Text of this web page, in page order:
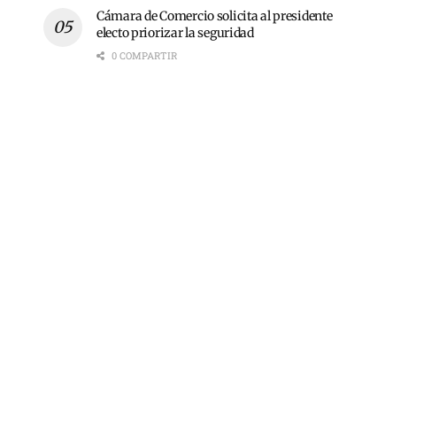
Cámara de Comercio solicita al presidente
electo priorizar la seguridad
0 COMPARTIR